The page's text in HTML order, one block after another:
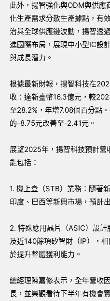
此外，揚智強化與ODM與供
化生產需求分散生產據點，有
治與全球供應鏈波動，揚智透
進國際布局，展現中小型IC設
與成長潛力。
根據最新財報，揚智科技在
收：達新臺幣16.3億元，較
至28.2%，年增7.08個百分點
的-8.75元改善至-2.41元。
展望2025年，揚智科技預計營
能包括：
1. 機上盒（STB）業務：隨著
印度、巴西等新興市場，預計
2. 特殊應用晶片（ASIC）設
及近140餘項矽智財（IP），
於提升整體獲利能力。
總經理陳嘉修表示，全年營收
長，並樂觀看待下半年有機會